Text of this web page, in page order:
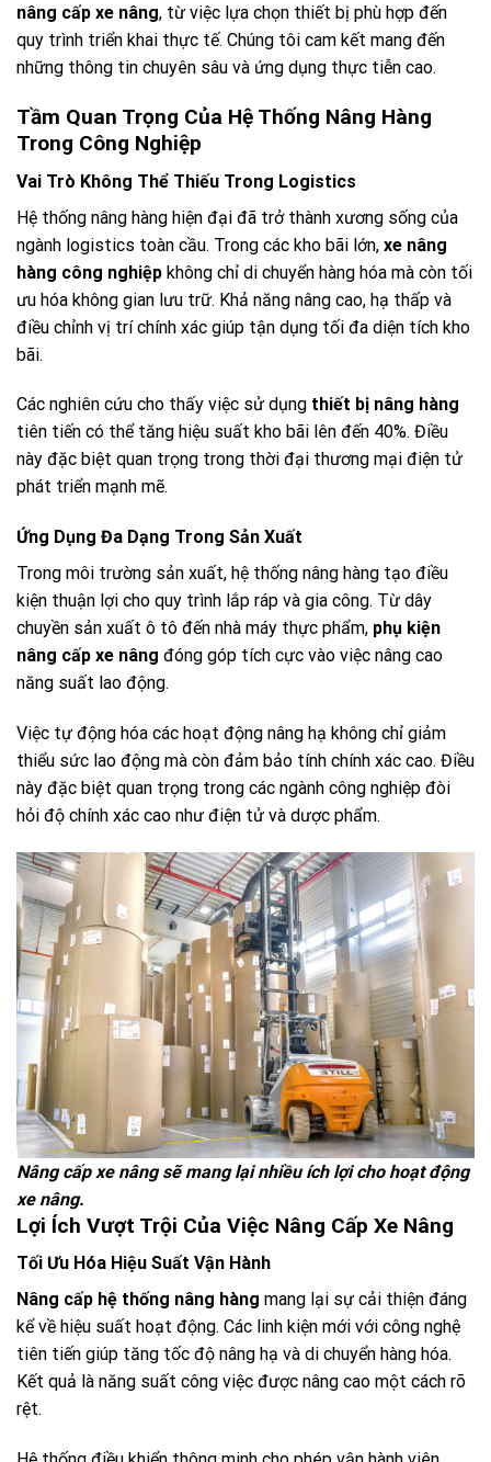
nâng cấp xe nâng, từ việc lựa chọn thiết bị phù hợp đến
quy trình triển khai thực tế. Chúng tôi cam kết mang đến
những thông tin chuyên sâu và ứng dụng thực tiễn cao.
Tầm Quan Trọng Của Hệ Thống Nâng Hàng
Trong Công Nghiệp
Vai Trò Không Thể Thiếu Trong Logistics
Hệ thống nâng hàng hiện đại đã trở thành xương sống của
ngành logistics toàn cầu. Trong các kho bãi lớn, xe nâng
hàng công nghiệp không chỉ di chuyển hàng hóa mà còn tối
ưu hóa không gian lưu trữ. Khả năng nâng cao, hạ thấp và
điều chỉnh vị trí chính xác giúp tận dụng tối đa diện tích kho
bãi.
Các nghiên cứu cho thấy việc sử dụng thiết bị nâng hàng
tiên tiến có thể tăng hiệu suất kho bãi lên đến 40%. Điều
này đặc biệt quan trọng trong thời đại thương mại điện tử
phát triển mạnh mẽ.
Ứng Dụng Đa Dạng Trong Sản Xuất
Trong môi trường sản xuất, hệ thống nâng hàng tạo điều
kiện thuận lợi cho quy trình lắp ráp và gia công. Từ dây
chuyền sản xuất ô tô đến nhà máy thực phẩm, phụ kiện
nâng cấp xe nâng đóng góp tích cực vào việc nâng cao
năng suất lao động.
Việc tự động hóa các hoạt động nâng hạ không chỉ giảm
thiểu sức lao động mà còn đảm bảo tính chính xác cao. Điều
này đặc biệt quan trọng trong các ngành công nghiệp đòi
hỏi độ chính xác cao như điện tử và dược phẩm.
Nâng cấp xe nâng sẽ mang lại nhiều ích lợi cho hoạt động
xe nâng.
Lợi Ích Vượt Trội Của Việc Nâng Cấp Xe Nâng
Tối Ưu Hóa Hiệu Suất Vận Hành
Nâng cấp hệ thống nâng hàng mang lại sự cải thiện đáng
kể về hiệu suất hoạt động. Các linh kiện mới với công nghệ
tiên tiến giúp tăng tốc độ nâng hạ và di chuyển hàng hóa.
Kết quả là năng suất công việc được nâng cao một cách rõ
rệt.